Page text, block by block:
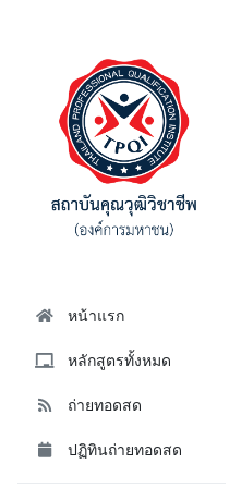
หน้าแรก
หลักสูตรทั้งหมด
ถ่ายทอดสด
ปฏิทินถ่ายทอดสด